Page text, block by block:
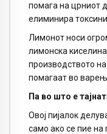
помага на црниот
елиминира
Лимонот носи
лимонска
производството
помагаат во
Па во што е
Овој пијалок
само ако се пие